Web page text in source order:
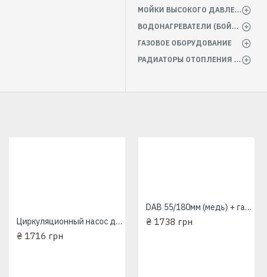
МОЙКИ ВЫСОКОГО ДАВЛЕНИЯ
ВОДОНАГРЕВАТЕЛИ (БОЙЛЕРА)
ГАЗОВОЕ ОБОРУДОВАНИЕ
РАДИАТОРЫ ОТОПЛЕНИЯ БАТАРЕИ
Циркуляционный насос для отопления Wilo-Star(EuroAqua)RS25-6/180+гайки
₴ 1716 грн
DAB 55/180мм (медь) + гайки Насос Циркуляционный EuroAqua
₴ 1738 грн